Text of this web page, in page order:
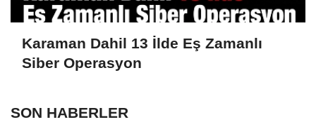
Karaman Dahil 13 İlde Eş Zamanlı
Siber Operasyon
SON HABERLER